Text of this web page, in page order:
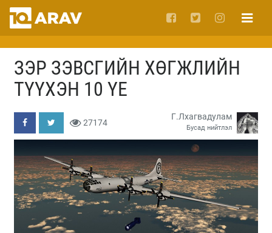
ЗЭР ЗЭВСГИЙН ХӨГЖЛИЙН
ТҮҮХЭН 10 ҮЕ
27174
Г.Лхагвадулам
Бусад нийтлэл